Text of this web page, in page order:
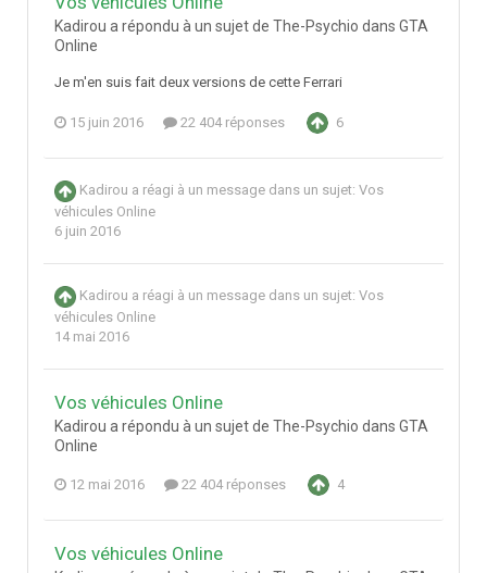
Kadirou a répondu à un sujet de The-Psychio dans GTA
Online
Je m'en suis fait deux versions de cette Ferrari
15 juin 2016 22 404 réponses 6
Kadirou a réagi à un message dans un sujet: Vos
véhicules Online
6 juin 2016
Kadirou a réagi à un message dans un sujet: Vos
véhicules Online
14 mai 2016
Vos véhicules Online
Kadirou a répondu à un sujet de The-Psychio dans GTA
Online
12 mai 2016 22 404 réponses 4
Vos véhicules Online